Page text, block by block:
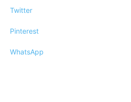
Twitter
Pinterest
WhatsApp